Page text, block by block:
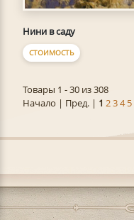
Нини в саду
СТОИМОСТЬ
Товары 1 - 30 из 308
Начало | Пред. | 1 234 5